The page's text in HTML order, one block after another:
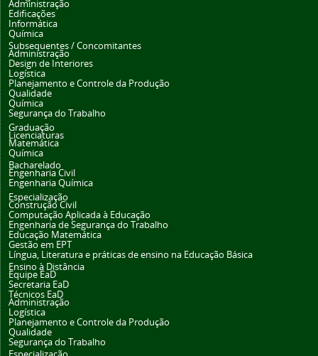
Administração
Edificações
Informática
Química
Subsequentes / Concomitantes
Administração
Design de Interiores
Logística
Planejamento e Controle da Produção
Qualidade
Química
Segurança do Trabalho
Graduação
Licenciaturas
Matemática
Química
Bacharelado
Engenharia Civil
Engenharia Química
Especialização
Construção Civil
Computação Aplicada à Educação
Engenharia de Segurança do Trabalho
Educação Matemática
Gestão em EPT
Língua, Literatura e práticas de ensino na Educação Básica
Ensino à Distância
Equipe EaD
Secretaria EaD
Técnicos EaD
Administração
Logística
Planejamento e Controle da Produção
Qualidade
Segurança do Trabalho